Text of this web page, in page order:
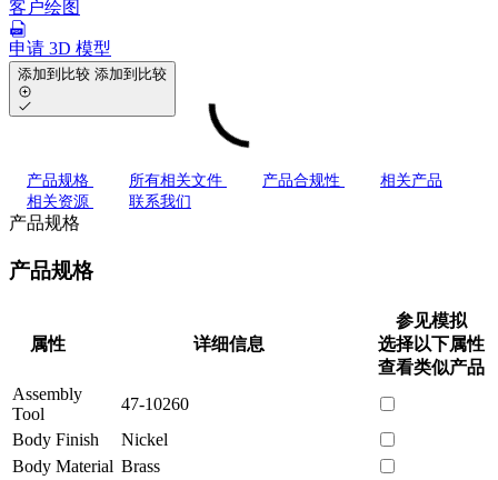
客户绘图
申请 3D 模型
添加到比较 添加到比较
产品规格 所有相关文件 产品合规性
相关产品
相关资源
联系我们
产品规格
产品规格
属性 详细信息
参见模拟
选择以下属性
查看类似产品
Assembly
Tool
47-10260
Body Finish
Nickel
Body Material Brass